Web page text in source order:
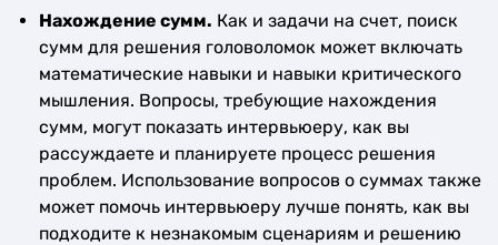
Нахождение сумм. Как и задачи на счет, поиск
сумм для решения головоломок может включать
математические навыки и навыки критического
мышления. Вопросы, требующие нахождения
сумм, могут показать интервьюеру, как вы
рассуждаете и планируете процесс решения
проблем. Использование вопросов о суммах также
может помочь интервьюеру лучше понять, как вы
подходите к незнакомым сценариям и решению